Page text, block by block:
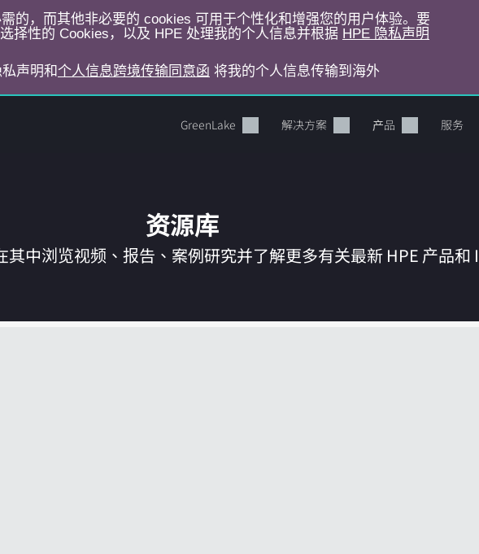
的，而其他非必要的 cookies 可用于个性化和增强您的用户体验。要
择性的 Cookies，以及 HPE 处理我的个人信息并根据 HPE 隐私声明
声明和 个人信息跨境传输同意函 将我的个人信息传输到海外
GreenLake 解决方案 产品 服务
您的购物车目前是空的
资源库
中浏览视频、报告、案例研究并了解更多有关最新 HPE 产品和